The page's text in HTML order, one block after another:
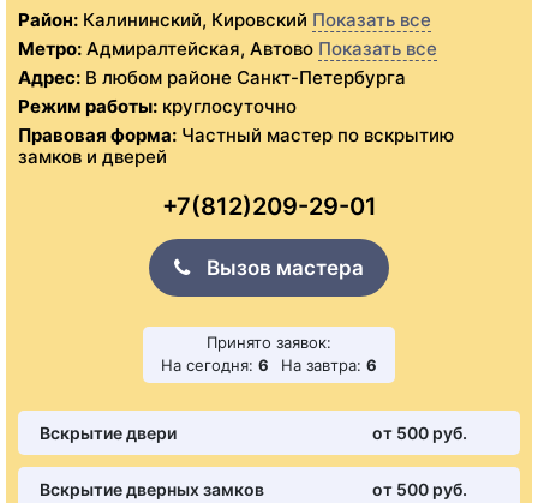
Район: Калининский, Кировский Показать все
Метро: Адмиралтейская, Автово Показать все
Адрес: В любом районе Санкт-Петербурга
Режим работы: круглосуточно
Правовая форма: Частный мастер по вскрытию
замков и дверей
+7(812)209-29-01
Вызов мастера
Принято заявок:
На сегодня: 6 На завтра: 6
Вскрытие двери от 500 pуб.
Вскрытие дверных замков
от 500 pуб.